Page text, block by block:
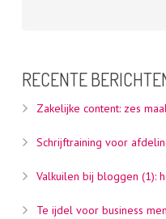
RECENTE
Zakelijke content: zes
Schrijftraining voor
Valkuilen bij bloggen (1):
Te ijdel voor business